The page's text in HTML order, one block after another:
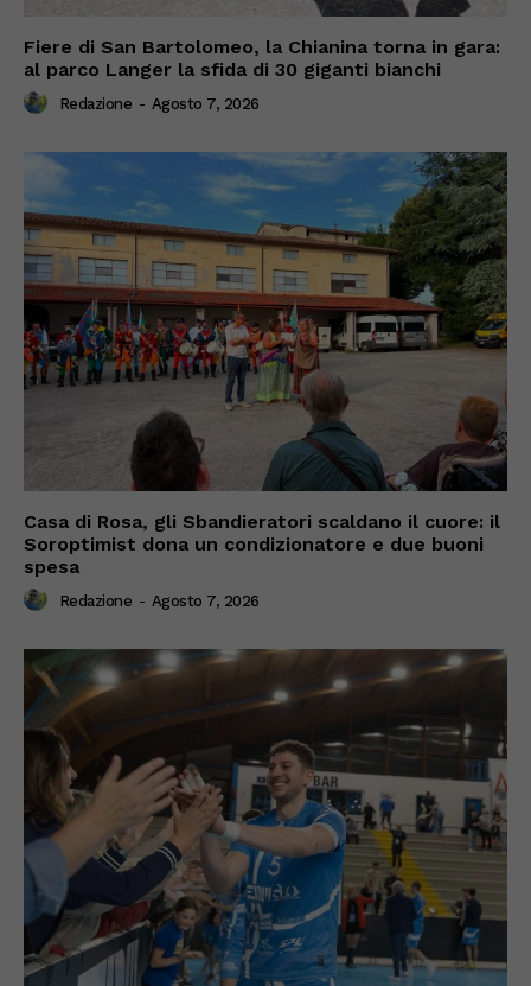
Fiere di San Bartolomeo, la Chianina torna in gara:
al parco Langer la sfida di 30 giganti bianchi
Redazione - Agosto 7, 2026
Casa di Rosa, gli Sbandieratori scaldano il cuore: il
Soroptimist dona un condizionatore e due buoni
spesa
Redazione - Agosto 7, 2026